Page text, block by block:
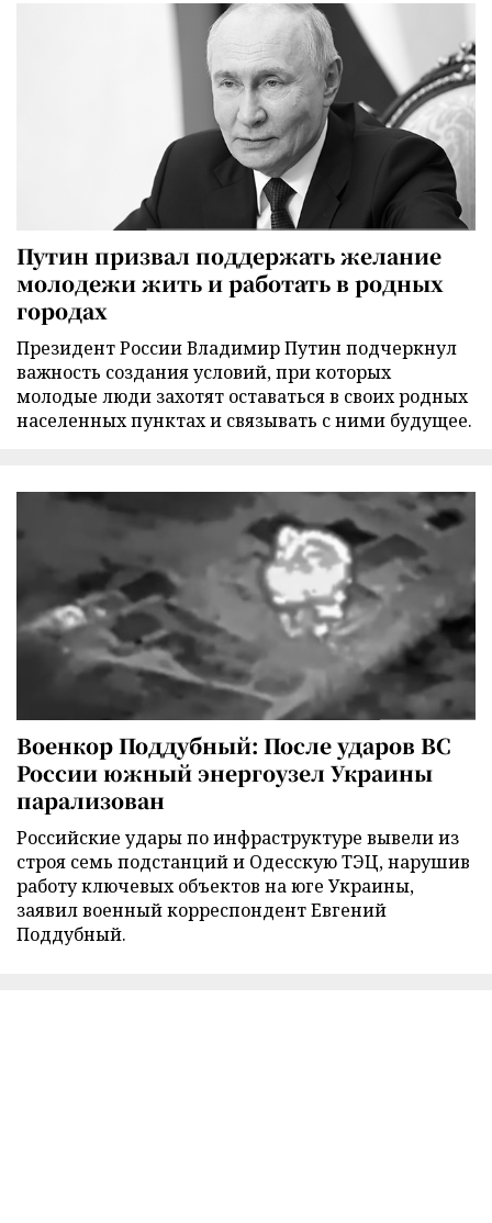
Путин призвал поддержать желание
молодежи жить и работать в родных
городах
Президент России Владимир Путин подчеркнул
важность создания условий, при которых
молодые люди захотят оставаться в своих родных
населенных пунктах и связывать с ними будущее.
Военкор Поддубный: После ударов ВС
России южный энергоузел Украины
парализован
Российские удары по инфраструктуре вывели из
строя семь подстанций и Одесскую ТЭЦ, нарушив
работу ключевых объектов на юге Украины,
заявил военный корреспондент Евгений
Поддубный.